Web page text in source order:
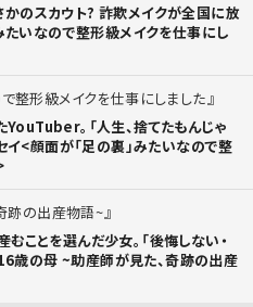
かのスカウト? 詐欺メイクが全国に放
たいなので整形級メイクを仕事にし
整形級メイクを仕事にしました
YouTuber。「人生、捨てたもんじゃ
イ<顔面が「足の裏」みたいなので整
跡の出産物語~
むことを選んだ少女。「後悔しない・
歳の母 ~助産師が見た、奇跡の出産